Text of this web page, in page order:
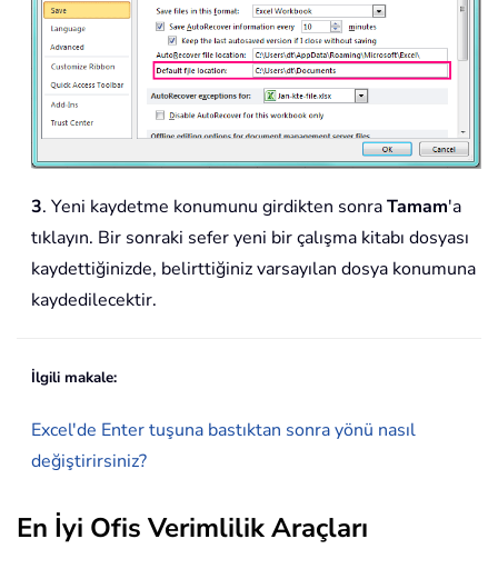
3. Yeni kaydetme konumunu girdikten sonraTamam'a
tıklayın. Bir sonraki sefer yeni bir çalışma kitabı dosyası
kaydettiğinizde, belirttiğiniz varsayılan dosya konumuna
kaydedilecektir.
İlgili makale:
Excel'de Enter tuşuna bastıktan sonra yönü nasıl
değiştirirsiniz?
En İyi Ofis Verimlilik Araçları